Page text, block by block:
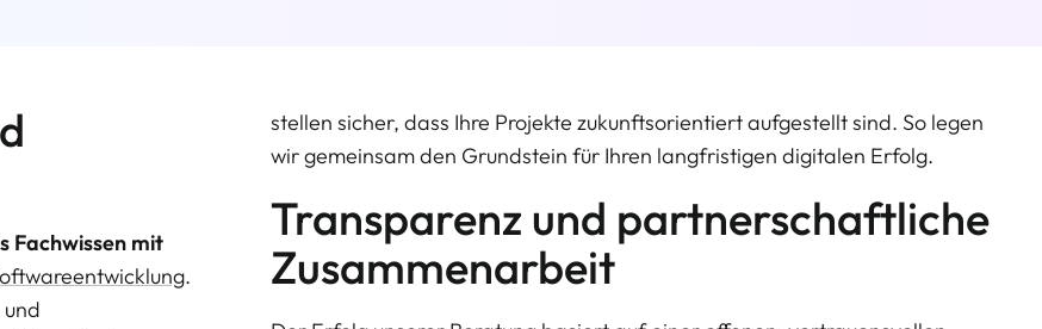
Fachwissen mit
.
stellen sicher, dass Ihre Projekte zukunftsorientiert aufgestellt sind. So legen
wir gemeinsam den Grundstein für Ihren langfristigen digitalen Erfolg.
Transparenz und partnerschaftliche
Zusammenarbeit